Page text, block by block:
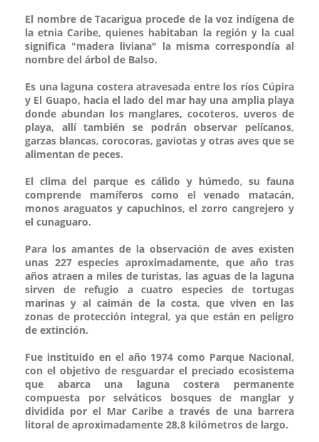
El nombre de Tacarigua procede de la voz indígena de
la etnia Caribe, quienes habitaban la región y la cual
significa "madera liviana" la misma correspondía al
nombre del árbol de Balso.
Es una laguna costera atravesada entre los ríos Cúpira
y El Guapo, hacia el lado del mar hay una amplia playa
donde abundan los manglares, cocoteros, uveros de
playa, allí también se podrán observar pelícanos,
garzas blancas, corocoras, gaviotas y otras aves que se
alimentan de peces.
El clima del parque es cálido y húmedo, su fauna
comprende mamíferos como el venado matacán,
monos araguatos y capuchinos, el zorro cangrejero y
el cunaguaro.
Para los amantes de la observación de aves existen
unas 227 especies aproximadamente, que año tras
años atraen a miles de turistas, las aguas de la laguna
sirven de refugio a cuatro especies de tortugas
marinas y al caimán de la costa, que viven en las
zonas de protección integral, ya que están en peligro
de extinción.
Fue instituido en el año 1974 como Parque Nacional,
con el objetivo de resguardar el preciado ecosistema
que abarca una laguna costera permanente
compuesta por selváticos bosques de manglar y
dividida por el Mar Caribe a través de una barrera
litoral de aproximadamente 28,8 kilómetros de largo.